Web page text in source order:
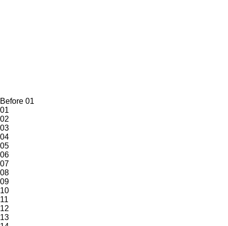
Before 01
01
02
03
04
05
06
07
08
09
10
11
12
13